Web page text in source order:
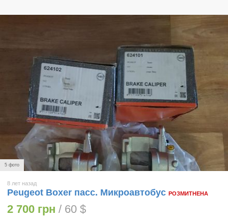
5 фото
8 лет назад
Peugeot Boxer пасс. Микроавтобус РОЗМИТНЕНА
2 700 грн / 60 $